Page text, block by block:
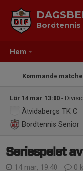
Hem
Bordtennis
Kommande
Lör 14 mar 13:00 -
Åtvidabergs TK C
Bordtennis Senior
Seriespelet
14 mar, 19:40 0